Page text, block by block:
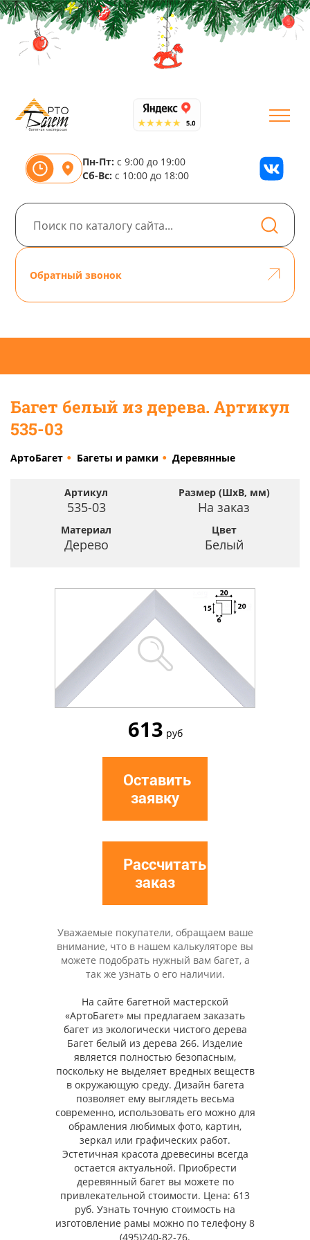
Пн-Пт: с 9:00 до 19:00
Сб-Вс: с 10:00 до 18:00
Обратный звонок
Багет белый из дерева. Артикул
535-03
АртоБагет Багеты и рамки Деревянные
Артикул
535-03
Размер (ШхВ, мм)
На заказ
Материал
Дерево
Цвет
Белый
613 руб
Оставить
заявку
Рассчитать
заказ
Уважаемые покупатели, обращаем ваше
внимание, что в нашем калькуляторе вы
можете подобрать нужный вам багет, а
так же узнать о его наличии.
На сайте багетной мастерской
«АртоБагет» мы предлагаем заказать
багет из экологически чистого дерева
Багет белый из дерева 266. Изделие
является полностью безопасным,
поскольку не выделяет вредных веществ
в окружающую среду. Дизайн багета
позволяет ему выглядеть весьма
современно, использовать его можно для
обрамления любимых фото, картин,
зеркал или графических работ.
Эстетичная красота древесины всегда
остается актуальной. Приобрести
деревянный багет вы можете по
привлекательной стоимости. Цена: 613
руб. Узнать точную стоимость на
изготовление рамы можно по телефону 8
(495)240-82-76.